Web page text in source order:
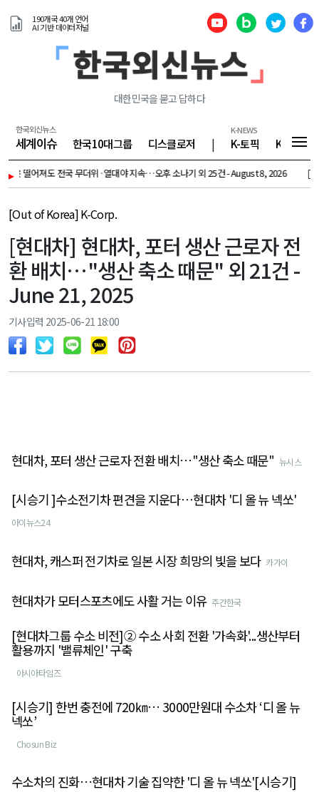
190개국 40개 언어
AI 기반 데이터저널
대한민국을 묻고 답하다
한국외신뉴스
세계이슈 한국10대그룹 디스클로저 |
K-NEWS
K-토픽 K-기업
▸
떨어져도 전국 무더위·열대야 지속…오후 소나기 외 25건 - August 8, 2026 [K-
[Out of Korea] K-Corp.
[현대차] 현대차, 포터 생산 근로자 전
환 배치…"생산 축소 때문" 외 21건 -
June 21, 2025
기사입력 2025-06-21 18:00
현대차, 포터 생산 근로자 전환 배치…"생산 축소 때문" 뉴시스
[시승기 ]수소전기차 편견을 지운다⋯현대차 '디 올 뉴 넥쏘'
아이뉴스24
현대차, 캐스퍼 전기차로 일본 시장 희망의 빛을 보다 카가이
현대차가 모터스포츠에도 사활 거는 이유 주간한국
[현대차그룹 수소 비전]② 수소 사회 전환 '가속화'...생산부터
활용까지 '밸류체인' 구축
아시아타임즈
[시승기] 한번 충전에 720㎞… 3000만원대 수소차 ‘디 올 뉴
넥쏘’
Chosun Biz
수소차의 진화…현대차 기술 집약한 '디 올 뉴 넥쏘'[시승기]